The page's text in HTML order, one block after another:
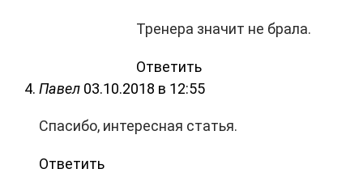
Тренера значит не брала.
Ответить
Павел 03.10.2018 в 12:55
Спасибо, интересная статья.
Ответить